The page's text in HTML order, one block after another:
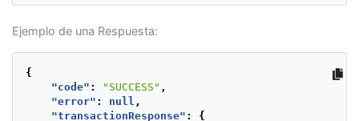
}
"type": "CAPTURE"
"parentTransactionId": "4b6adba7-e43b-45f8-
"test"
Ejemplo de una Respuesta:
{
"code" : "SUCCESS" ,
"error" : null ,
"transactionResponse" :
{